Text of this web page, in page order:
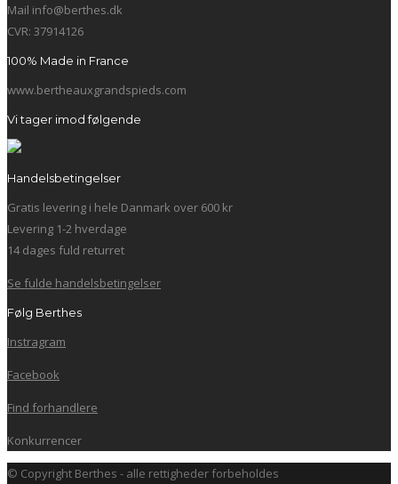
Mail info@berthes.dk
CVR: 37914126
100% Made in France
www.bertheauxgrandspieds.com
Vi tager imod følgende
Handelsbetingelser
Gratis levering i hele Danmark over 600 kr
Levering 1-2 hverdage
14 dages fuld returret
Se fulde handelsbetingelser
Følg Berthes
Instragram
Facebook
Find forhandlere
Konkurrencer
© Copyright Berthes - alle rettigheder forbeholdes